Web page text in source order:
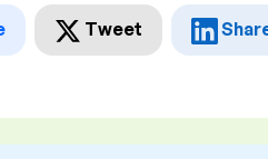
Tweet